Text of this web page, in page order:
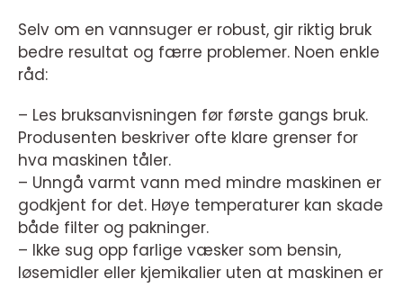
Selv om en vannsuger er robust, gir riktig bruk
bedre resultat og færre problemer. Noen enkle
råd:
– Les bruksanvisningen før første gangs bruk.
Produsenten beskriver ofte klare grenser for
hva maskinen tåler.
– Unngå varmt vann med mindre maskinen er
godkjent for det. Høye temperaturer kan skade
både filter og pakninger.
– Ikke sug opp farlige væsker som bensin,
løsemidler eller kjemikalier uten at maskinen er